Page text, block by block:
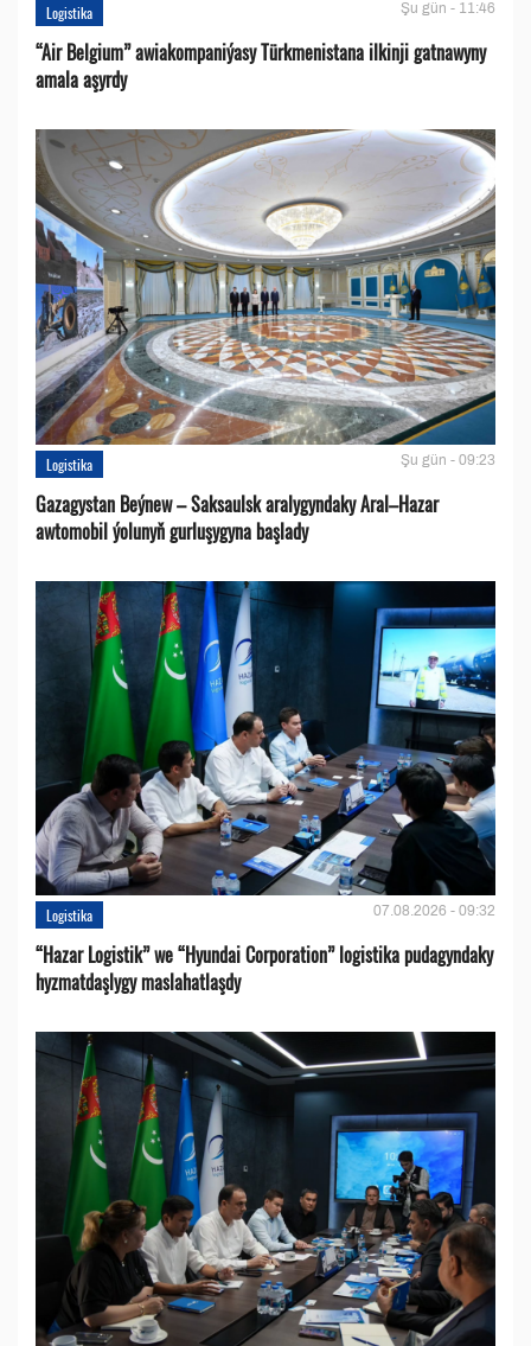
Logistika Şu gün - 11:46
“Air Belgium” awiakompaniýasy Türkmenistana ilkinji gatnawyny
amala aşyrdy
Logistika Şu gün - 09:23
Gazagystan Beýnew – Saksaulsk aralygyndaky Aral–Hazar
awtomobil ýolunyň gurluşygyna başlady
Logistika 07.08.2026 - 09:32
“Hazar Logistik” we “Hyundai Corporation” logistika pudagyndaky
hyzmatdaşlygy maslahatlaşdy